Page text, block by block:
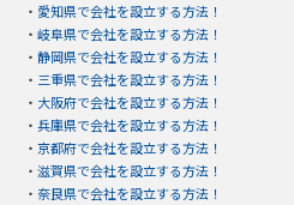
・ 愛知県で会社を設立する方法！
・ 岐阜県で会社を設立する方法！
・ 静岡県で会社を設立する方法！
・ 三重県で会社を設立する方法！
・ 大阪府で会社を設立する方法！
・ 兵庫県で会社を設立する方法！
・ 京都府で会社を設立する方法！
・ 滋賀県で会社を設立する方法！
・ 奈良県で会社を設立する方法！